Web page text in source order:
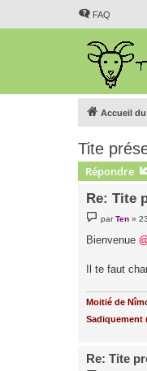
FAQ
Accueil
Tite
Répondre
Re: Tite
e
s
e
parTen »
Bienvenue
Il te faut
Moitié de
Sadiquement
Re: Tite